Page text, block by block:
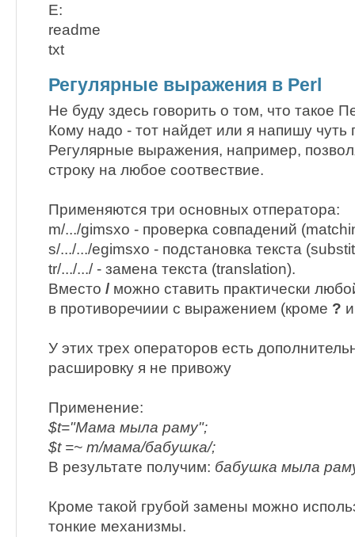
E:
readme
txt
Регулярные выражения в Perl
Не буду здесь говорить о том, что такое
Кому надо - тот найдет или я напишу чуть
Регулярные выражения, например,
строку на любое соотвествие.
Применяются три основных отператора:
m/.../gimsxo - проверка совпадений
s/.../.../egimsxo - подстановка текста
tr/.../.../ - замена текста (translation).
Вместо / можно ставить практически
в противоречиии с выражением (кроме ?
У этих трех операторов есть
расшировку я не привожу
Применение:
$t="Мама мыла раму";
$t =~ m/мама/бабушка/;
В результате получим: бабушка мыла
Кроме такой грубой замены можно
тонкие механизмы.